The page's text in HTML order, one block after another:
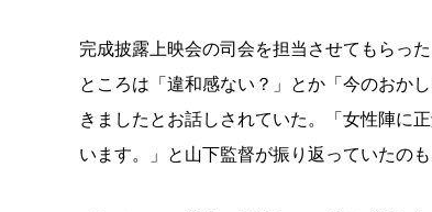
完成披露上映会の司会を担当させてもらっ
ところは「違和感ない？」とか「今のおか
きましたとお話しされていた。「女性陣に
います。」と山下監督が振り返っていたのも